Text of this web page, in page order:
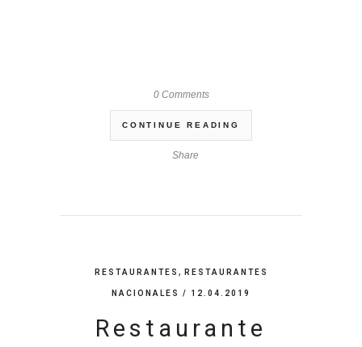
0 Comments
CONTINUE READING
Share
RESTAURANTES , RESTAURANTES
NACIONALES / 12.04.2019
Restaurante